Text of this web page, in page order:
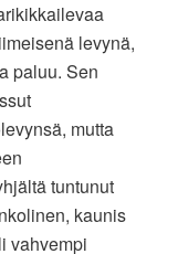
levynä,
paluu. Sen
mutta
tuntunut
kaunis
vahvempi